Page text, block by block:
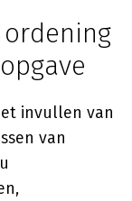
invullen van
van